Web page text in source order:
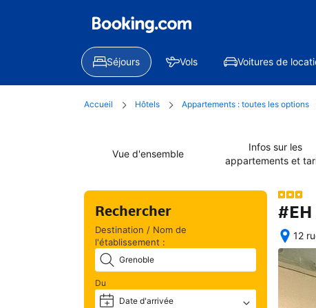
Séjours Vols Voitures de
Accueil Hôtels Appartements : toutes les options
Vue d'ensemble
Infos sur les
appartements et
Rechercher
Destination / Nom de
l'établissement :
Du
+ Date d'arrivée
#EH
12
Une
fois
votre